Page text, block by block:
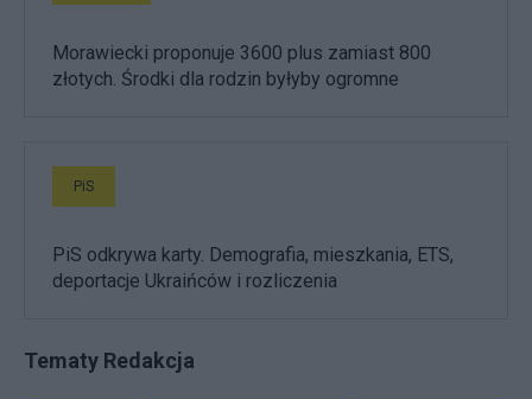
Morawiecki proponuje 3600 plus zamiast 800
złotych. Środki dla rodzin byłyby ogromne
PiS
PiS odkrywa karty. Demografia, mieszkania, ETS,
deportacje Ukraińców i rozliczenia
Tematy Redakcja